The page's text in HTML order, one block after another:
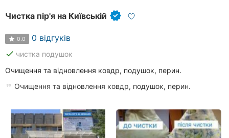
Кропивницький
Київ
Запоріжжя
Львів
Чистка пір'я на Київській
0.0 0 відгуків
done чистка подушок
Очищення та відновлення ковдр, подушок, перин.
Очищення та відновлення ковдр, подушок, перин.